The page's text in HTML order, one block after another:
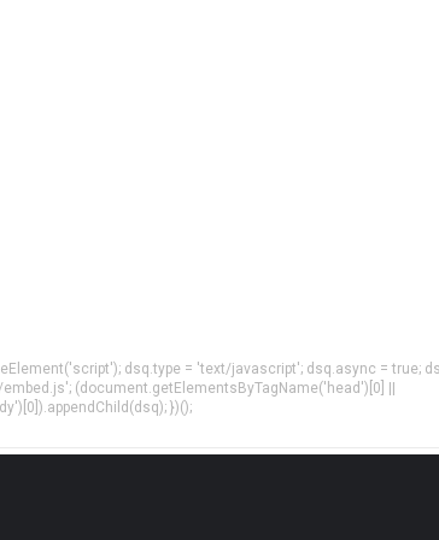
dsq.type = 'text/javascript'; dsq.async = true;
(document.getElementsByTagName('head')[0] ||
})();